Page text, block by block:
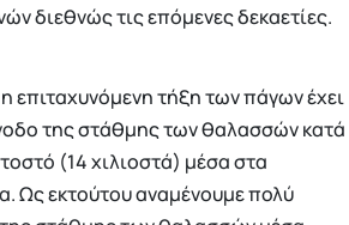
διεθνώς τις επόμενες δεκαετίες.
επιταχυνόμενη τήξη των πάγων έχει
της στάθμης των θαλασσών κατά
(14 χιλιοστά) μέσα στα
Ως εκτούτου αναμένουμε πολύ